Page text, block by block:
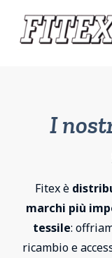
I
Fitex è
marchi più
tessile:
ricambio e